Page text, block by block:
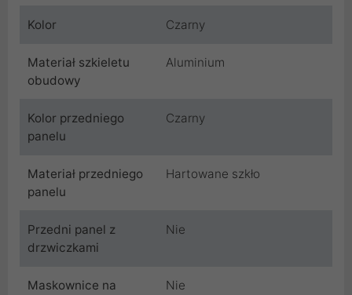
Kolor Czarny
Materiał szkieletu
obudowy
Aluminium
Kolor przedniego
panelu
Czarny
Materiał przedniego
panelu
Hartowane szkło
Przedni panel z
drzwiczkami
Nie
Maskownice na
Nie